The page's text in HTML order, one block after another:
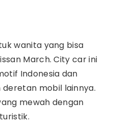
wanita yang bisa
March. City car ini
Indonesia dan
mobil lainnya.
mewah dengan